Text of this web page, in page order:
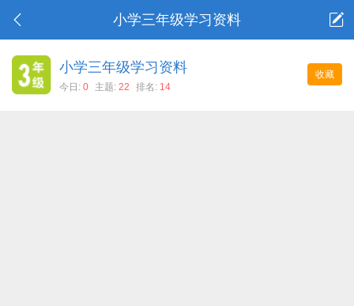
小学三年级学习资料
收藏
小学三年级学习资料
今日: 0 主题: 22 排名: 14